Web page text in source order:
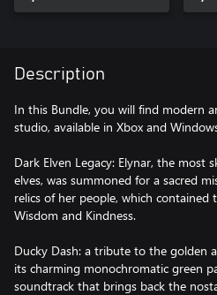
Description
In this Bundle, you will find modern
studio, available in Xbox and
Dark Elven Legacy: Elynar, the most
elves, was summoned for a sacred
relics of her people, which contained
Wisdom and Kindness.
Ducky Dash: a tribute to the golden
its charming monochromatic green
soundtrack that brings back the